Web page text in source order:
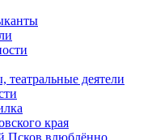
деятели
края
Псков влюблённо